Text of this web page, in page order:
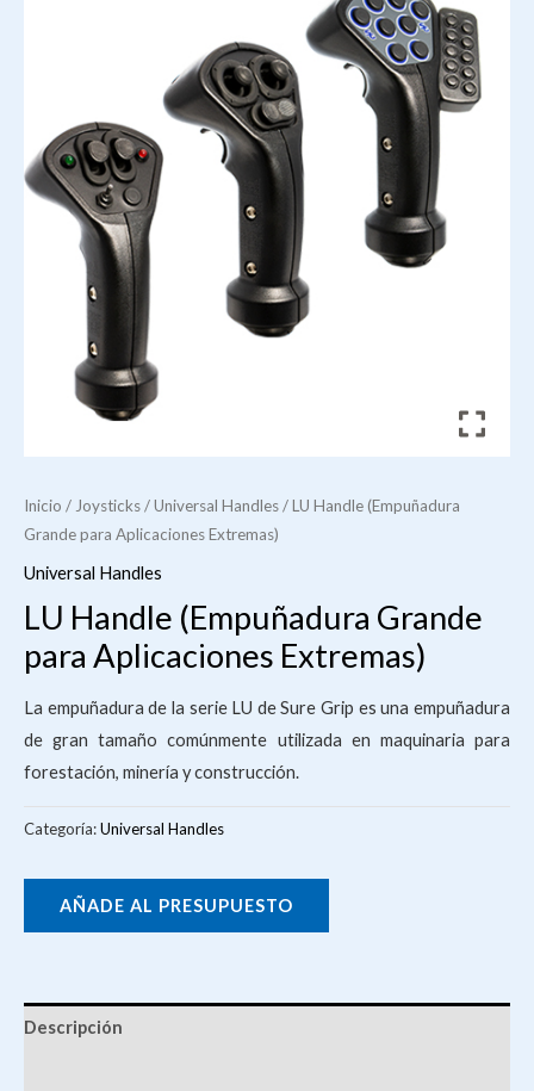
Inicio /Joysticks/Universal Handles/ LU Handle (Empuñadura
Grande para Aplicaciones Extremas)
Universal Handles
LU Handle (Empuñadura Grande
para Aplicaciones Extremas)
La empuñadura de la serie LU de Sure Grip es una empuñadura
de gran tamaño comúnmente utilizada en maquinaria para
forestación, minería y construcción.
Categoría:Universal Handles
AÑADE AL PRESUPUESTO
Descripción